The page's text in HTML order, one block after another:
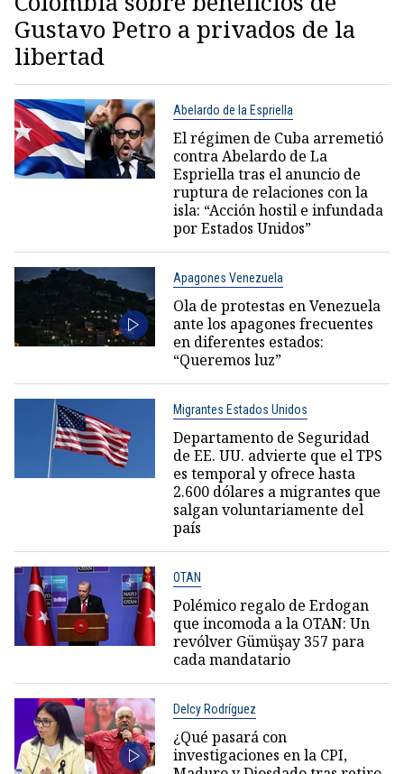
Gustavo Petro a privados de la
libertad
Abelardo de la Espriella
El régimen de Cuba arremetió
contra Abelardo de La
Espriella tras el anuncio de
ruptura de relaciones con la
isla: “Acción hostil e infundada
por Estados Unidos”
Apagones Venezuela
Ola de protestas en Venezuela
ante los apagones frecuentes
en diferentes estados:
“Queremos luz”
Migrantes Estados Unidos
Departamento de Seguridad
de EE. UU. advierte que el TPS
es temporal y ofrece hasta
2.600 dólares a migrantes que
salgan voluntariamente del
país
OTAN
Polémico regalo de Erdogan
que incomoda a la OTAN: Un
revólver Gümüşay 357 para
cada mandatario
Delcy Rodríguez
¿Qué pasará con
investigaciones en la CPI,